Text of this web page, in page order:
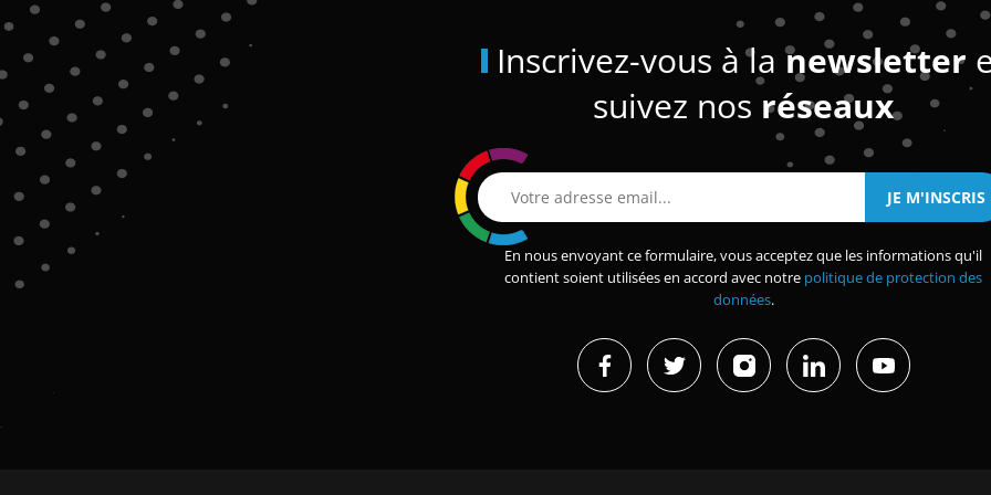
Inscrivez-vous à la newsletter
suivez nos réseaux
En nous envoyant ce formulaire, vous acceptez que les informations qu'il
contient soient utilisées en accord avec notre politique de protection des
données.